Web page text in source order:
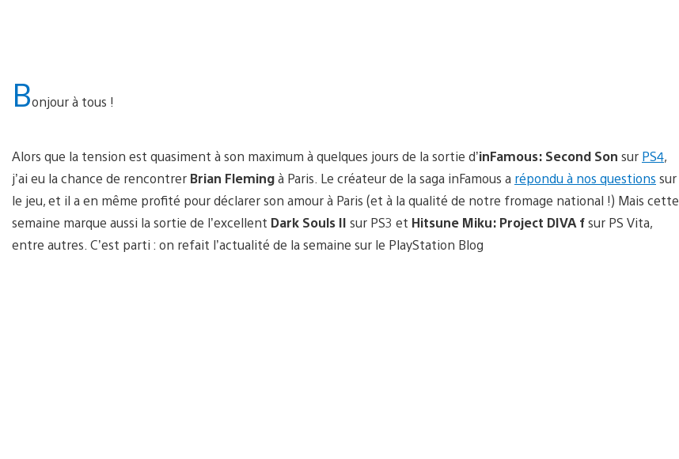
Bonjour à tous !
Alors que la tension est quasiment à son maximum à quelques jours de la sortie d’inFamous: Second Son sur PS4,
j’ai eu la chance de rencontrer Brian Flemingà Paris. Le créateur de la saga inFamous a répondu à nos questions sur
le jeu, et il a en même profité pour déclarer son amour à Paris (et à la qualité de notre fromage national !) Mais cette
semaine marque aussi la sortie de l’excellent Dark Souls II sur PS3 et Hitsune Miku: Project DIVA fsur PS Vita,
entre autres. C’est parti : on refait l’actualité de la semaine sur le PlayStation Blog